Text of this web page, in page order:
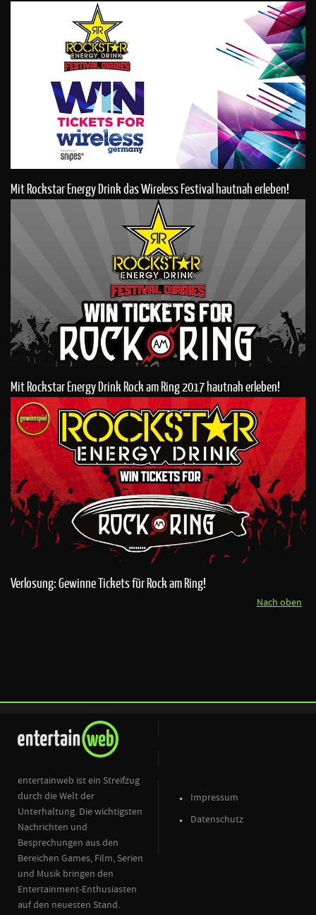
Mit Rockstar Energy Drink das Wireless Festival hautnah erleben!
Mit Rockstar Energy Drink Rock am Ring 2017 hautnah erleben!
Verlosung: Gewinne Tickets für Rock am Ring!
Nach oben
entertainweb ist ein Streifzug
durch die Welt der
Unterhaltung. Die wichtigsten
Nachrichten und
Besprechungen aus den
Bereichen Games, Film, Serien
und Musik bringen den
Entertainment-Enthusiasten
auf den neuesten Stand.
Impressum
Datenschutz